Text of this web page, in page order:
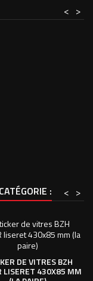
>
<
: >
<
DE VITRES BZH
LISERET 430X85 MM